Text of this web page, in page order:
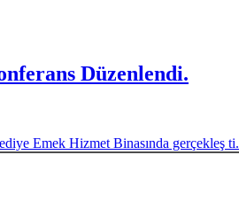
Düzenlendi.
Emek Hizmet Binasında gerçekleş ti.